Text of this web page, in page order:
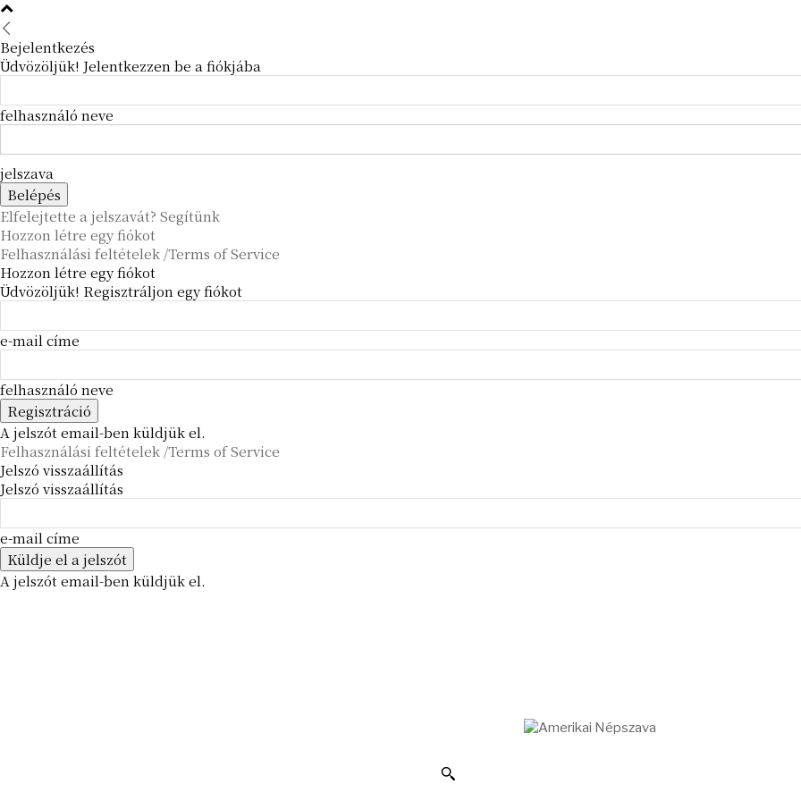
Bejelentkezés
Üdvözöljük! Jelentkezzen be a fiókjába
felhasználó neve
jelszava
Elfelejtette a jelszavát? Segítünk
Hozzon létre egy fiókot
Felhasználási feltételek /Terms of Service
Hozzon létre egy fiókot
Üdvözöljük! Regisztráljon egy fiókot
e-mail címe
felhasználó neve
A jelszót email-ben küldjük el.
Felhasználási feltételek /Terms of Service
Jelszó visszaállítás
Jelszó visszaállítás
e-mail címe
A jelszót email-ben küldjük el.